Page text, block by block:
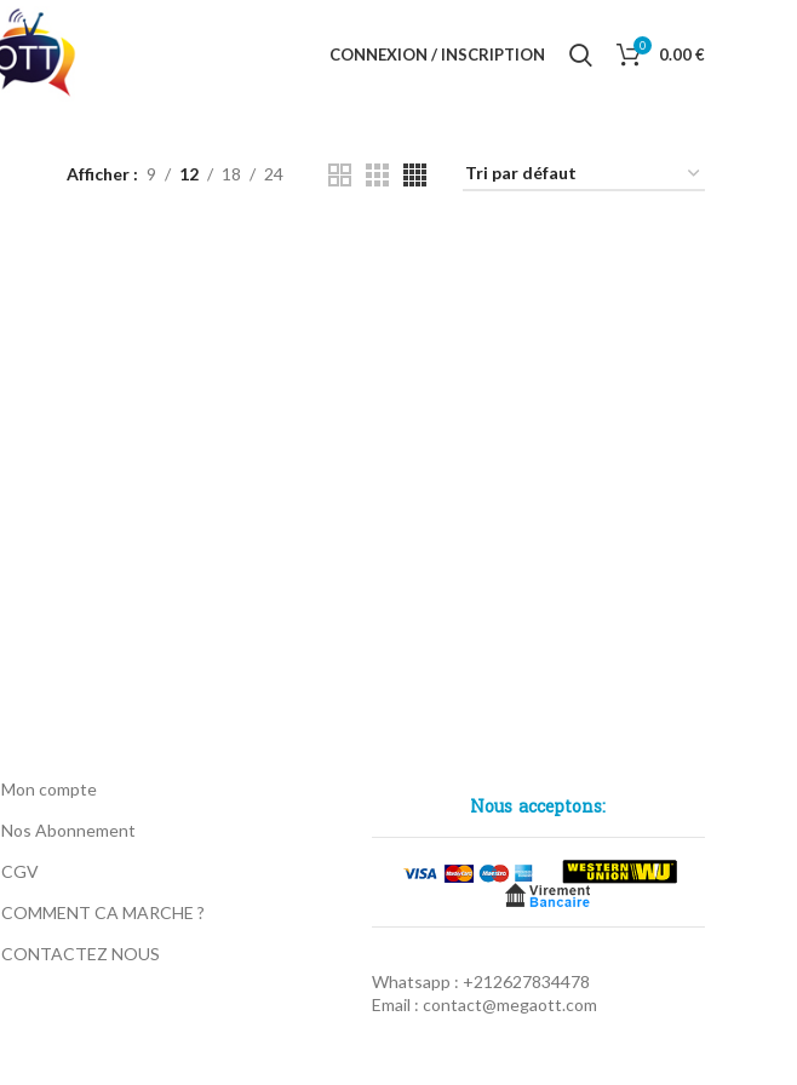
CONNEXION / INSCRIPTION 0 0.00€
Afficher 9 12 18 24
Mon compte
Nos Abonnement
CGV
COMMENT CA MARCHE ?
CONTACTEZ NOUS
Nous acceptons:
Whatsapp : +212627834478
Email : contact@megaott.com